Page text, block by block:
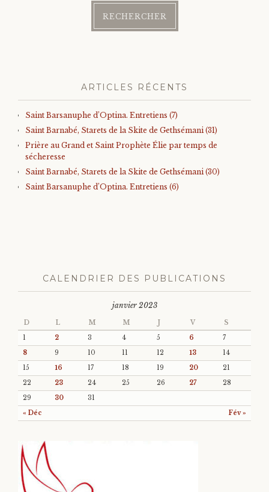
ARTICLES RÉCENTS
Saint Barsanuphe d’Optina. Entretiens (7)
Saint Barnabé, Starets de la Skite de Gethsémani (31)
Prière au Grand et Saint Prophète Élie par temps de
sécheresse
Saint Barnabé, Starets de la Skite de Gethsémani (30)
Saint Barsanuphe d’Optina. Entretiens (6)
CALENDRIER DES PUBLICATIONS
janvier 2023
D L M M J V S
« Déc Fév »
1 2 3 4 5 6
7
8
9 10 11 12 13
14
15
16 17 18 19 20
21
22
23 24 25 26 27
28
29
30 31